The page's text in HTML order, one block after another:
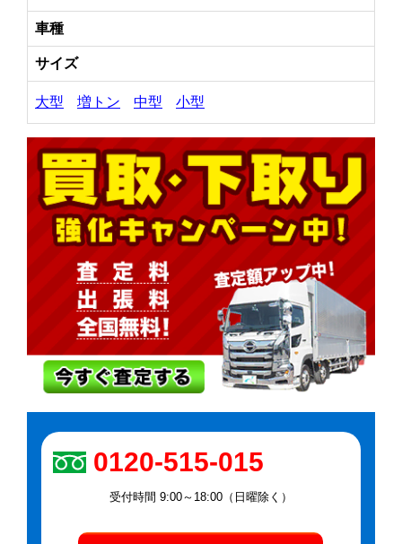
車種
サイズ
大型 増トン 中型 小型
0120-515-015
受付時間 9:00～18:00（日曜除く）